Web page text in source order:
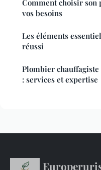
Comment choisir son
vos besoins
Les éléments
réussi
Plombier
: services et expertise